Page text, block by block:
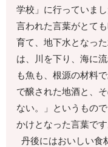
学校」に行っていま
言われた言葉がとて
育て、地下水となっ
は、川を下り、海に
も魚も、根源の材料
で醸された地酒と、
ない。」というもの
かけとなった言葉です
丹後にはおいしい食